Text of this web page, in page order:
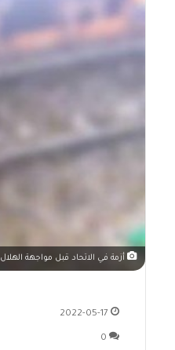
أزمة في الاتحاد قبل مواجهة الهلال
2022-05-17
0